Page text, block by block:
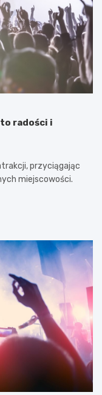
radości i
przyciągając
miejscowości.